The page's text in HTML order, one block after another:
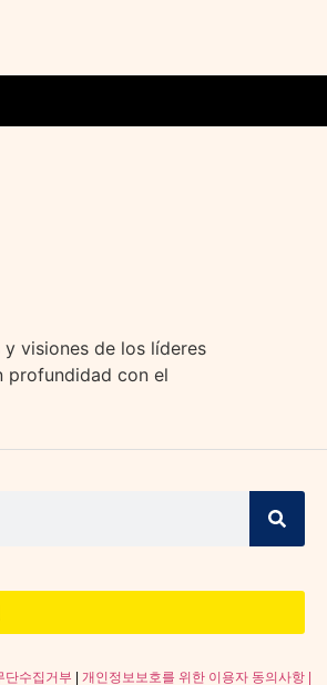
y visiones de los líderes
profundidad con el
단수집거부
개인정보보호를 위한 이용자 동의사항 |